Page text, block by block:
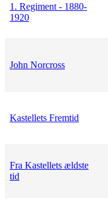
1. Regiment - 1880-
1920
John Norcross
Kastellets Fremtid
Fra Kastellets ældste
tid